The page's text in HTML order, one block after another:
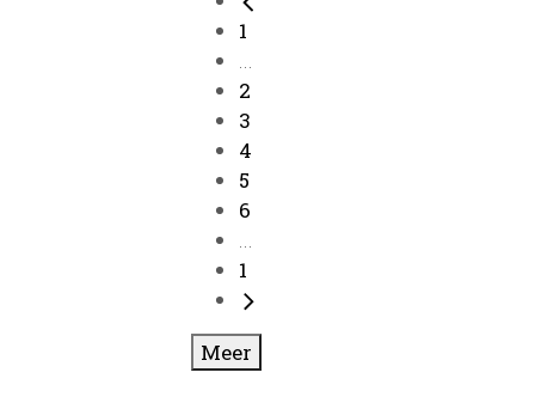
1
...
2
3
4
5
6
...
1
Meer